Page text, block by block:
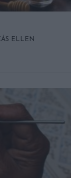
ELLEN